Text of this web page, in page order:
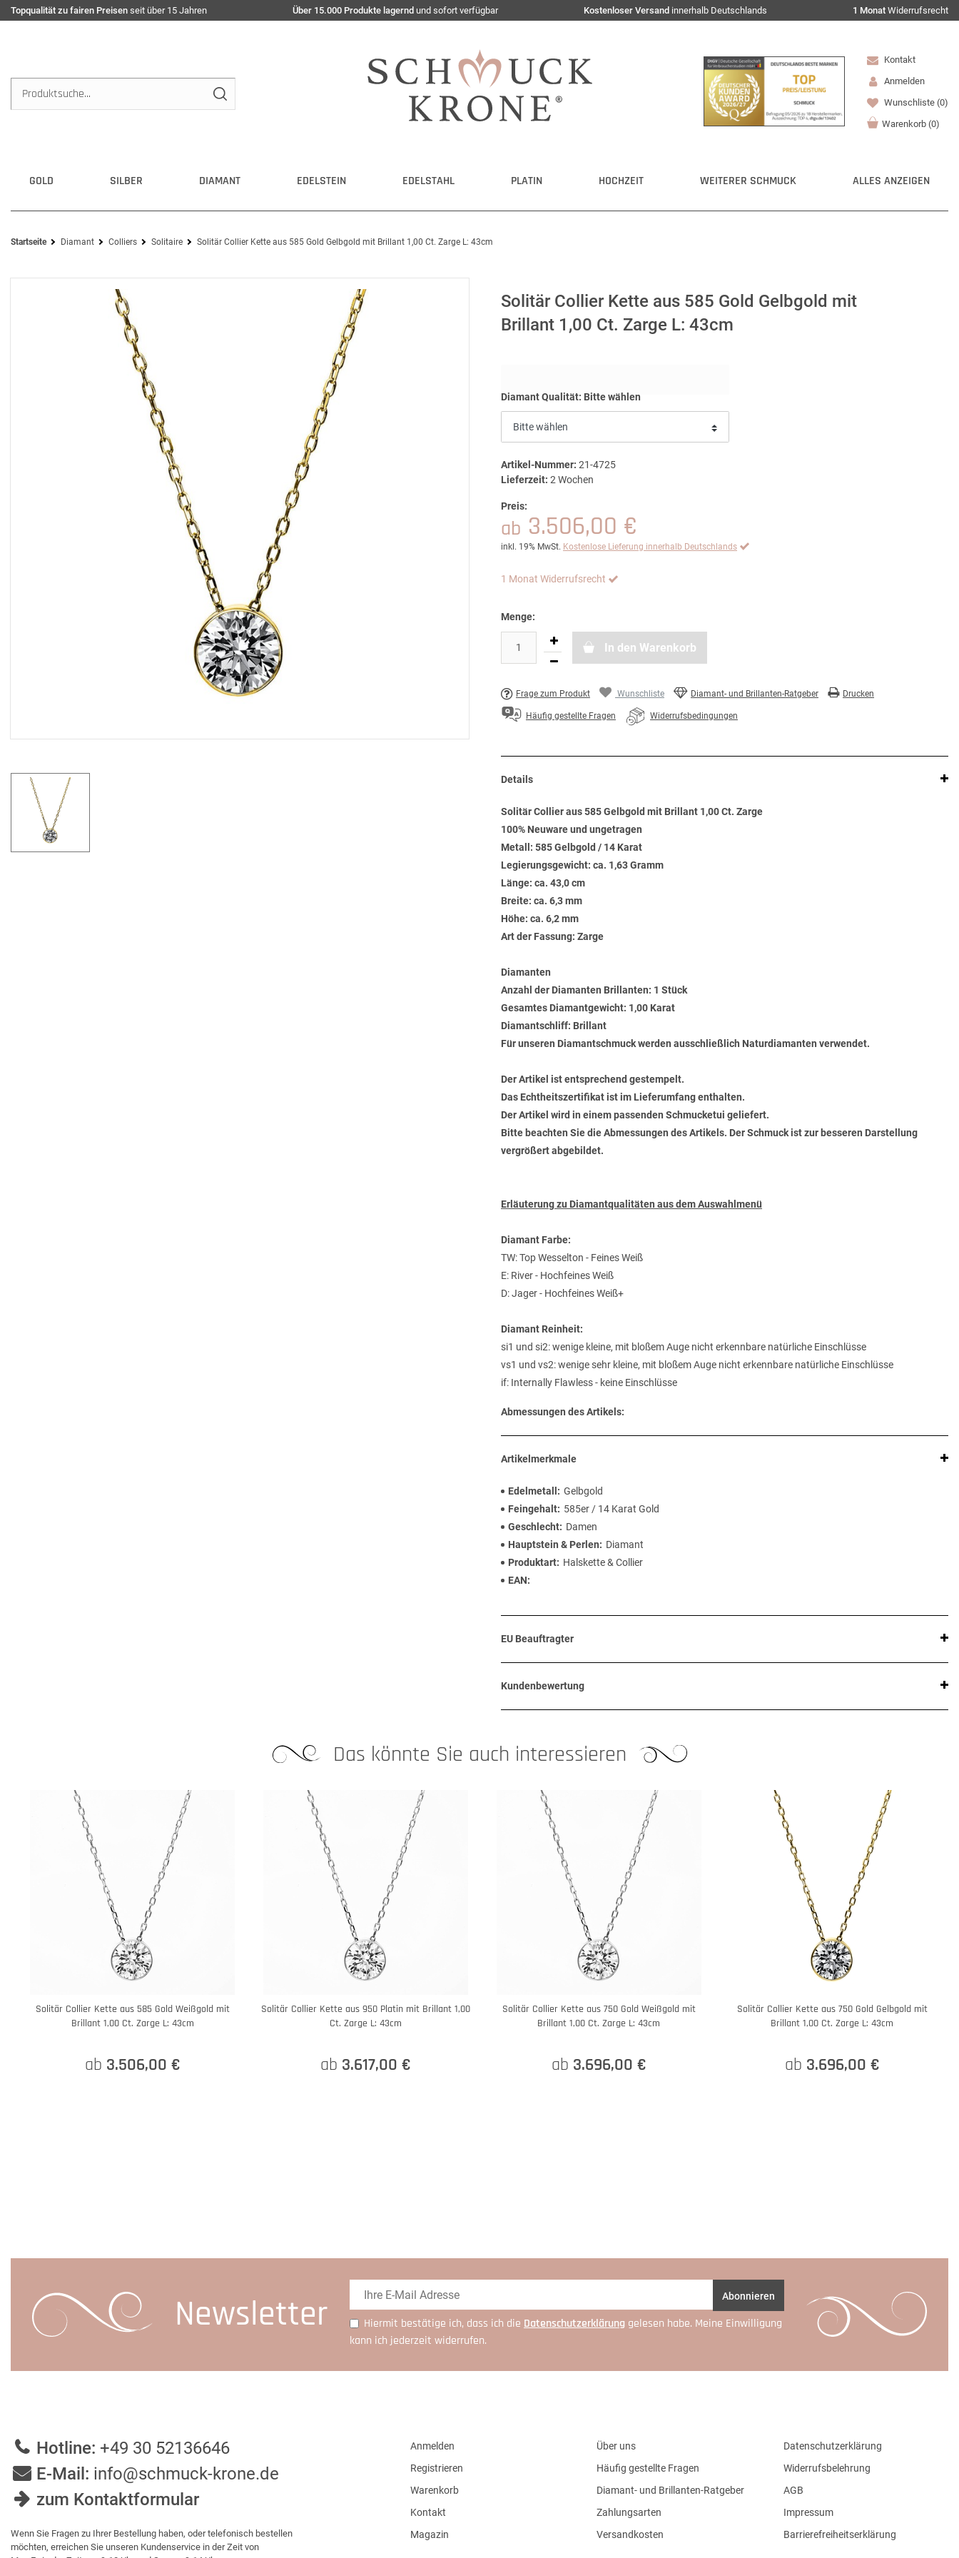
Topqualität zu fairen Preisen seit über 15 Jahren Über 15.000 Produkte lagernd und sofort verfügbar Kostenloser Versand innerhalb Deutschlands 1 Monat Widerrufsrecht
Kontakt
Anmelden
Wunschliste (0)
Warenkorb (0)
GOLD SILBER DIAMANT EDELSTEIN EDELSTAHL PLATIN HOCHZEIT WEITERER SCHMUCK ALLES ANZEIGEN
Startseite Diamant Colliers Solitaire Solitär Collier Kette aus 585 Gold Gelbgold mit Brillant 1,00 Ct. Zarge L: 43cm
Solitär Collier Kette aus 585 Gold Gelbgold mit
Brillant 1,00 Ct. Zarge L: 43cm
Diamant Qualität: Bitte wählen
Artikel-Nummer: 21-4725
Lieferzeit: 2 Wochen
Preis:
ab 3.506,00 €
inkl. 19% MwSt. Kostenlose Lieferung innerhalb Deutschlands
1 Monat Widerrufsrecht
Menge:
In den Warenkorb
Frage zum Produkt Wunschliste Diamant- und Brillanten-Ratgeber Drucken
Häufig gestellte Fragen Widerrufsbedingungen
Details
Solitär Collier aus 585 Gelbgold mit Brillant 1,00 Ct. Zarge
100% Neuware und ungetragen
Metall: 585 Gelbgold / 14 Karat
Legierungsgewicht: ca. 1,63 Gramm
Länge: ca. 43,0 cm
Breite: ca. 6,3 mm
Höhe: ca. 6,2 mm
Art der Fassung: Zarge
Diamanten
Anzahl der Diamanten Brillanten: 1 Stück
Gesamtes Diamantgewicht: 1,00 Karat
Diamantschliff: Brillant
Für unseren Diamantschmuck werden ausschließlich Naturdiamanten verwendet.
Der Artikel ist entsprechend gestempelt.
Das Echtheitszertifikat ist im Lieferumfang enthalten.
Der Artikel wird in einem passenden Schmucketui geliefert.
Bitte beachten Sie die Abmessungen des Artikels. Der Schmuck ist zur besseren Darstellung
vergrößert abgebildet.
Erläuterung zu Diamantqualitäten aus dem Auswahlmenü
Diamant Farbe:
TW: Top Wesselton - Feines Weiß
E: River - Hochfeines Weiß
D: Jager - Hochfeines Weiß+
Diamant Reinheit:
si1 und si2: wenige kleine, mit bloßem Auge nicht erkennbare natürliche Einschlüsse
vs1 und vs2: wenige sehr kleine, mit bloßem Auge nicht erkennbare natürliche Einschlüsse
if: Internally Flawless - keine Einschlüsse
Abmessungen des Artikels:
Artikelmerkmale
Edelmetall
Gelbgold
Feingehalt
585er / 14 Karat Gold
Geschlecht
Damen
Hauptstein & Perlen
Diamant
Produktart
Halskette & Collier
EAN
EU Beauftragter
Kundenbewertung
Das könnte Sie auch interessieren
Solitär Collier Kette aus 585 Gold Weißgold mit
Brillant 1,00 Ct. Zarge L: 43cm
ab 3.506,00 €
Solitär Collier Kette aus 950 Platin mit Brillant 1,00
Ct. Zarge L: 43cm
ab 3.617,00 €
Solitär Collier Kette aus 750 Gold Weißgold mit
Brillant 1,00 Ct. Zarge L: 43cm
ab 3.696,00 €
Solitär Collier Kette aus 750 Gold Gelbgold mit
Brillant 1,00 Ct. Zarge L: 43cm
ab 3.696,00 €
Newsletter Abonnieren
Hiermit bestätige ich, dass ich die Daten­schutz­erklärung gelesen habe. Meine Einwilligung
kann ich jederzeit widerrufen.
Hotline: +49 30 52136646
E-Mail: info@schmuck-krone.de
zum Kontaktformular
Wenn Sie Fragen zu Ihrer Bestellung haben, oder telefonisch bestellen
möchten, erreichen Sie unseren Kundenservice in der Zeit von
Anmelden
Registrieren
Warenkorb
Kontakt
Magazin
Über uns
Häufig gestellte Fragen
Diamant- und Brillanten-Ratgeber
Zahlungsarten
Versandkosten
Datenschutzerklärung
Widerrufsbelehrung
AGB
Impressum
Barrierefreiheitserklärung